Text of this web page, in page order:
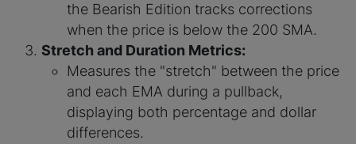
the Bearish Edition tracks corrections
when the price is below the 200 SMA.
Stretch and Duration Metrics:
Measures the "stretch" between the price
and each EMA during a pullback,
displaying both percentage and dollar
differences.